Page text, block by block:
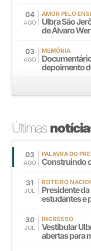
04
AGO
AMOR PELO
Ulbra São
de Álvaro
03
AGO
MEMÓRIA
depoimento
Últimas
03
AGO
PALAVRA DO
Construindo
31
JUL
ROTEIRO
Presidente
estudantes e
30
JUL
INGRESSO
Vestibular
abertas para